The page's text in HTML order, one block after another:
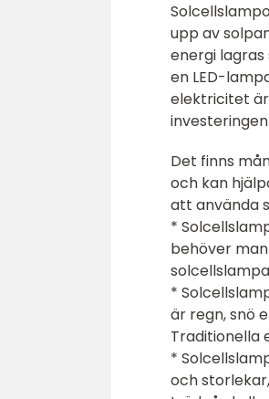
upp av
energi
en LED-
elektricitet
Det finns
och kan
att använda
*
behöver
*
är regn, snö
Traditionella
*
och